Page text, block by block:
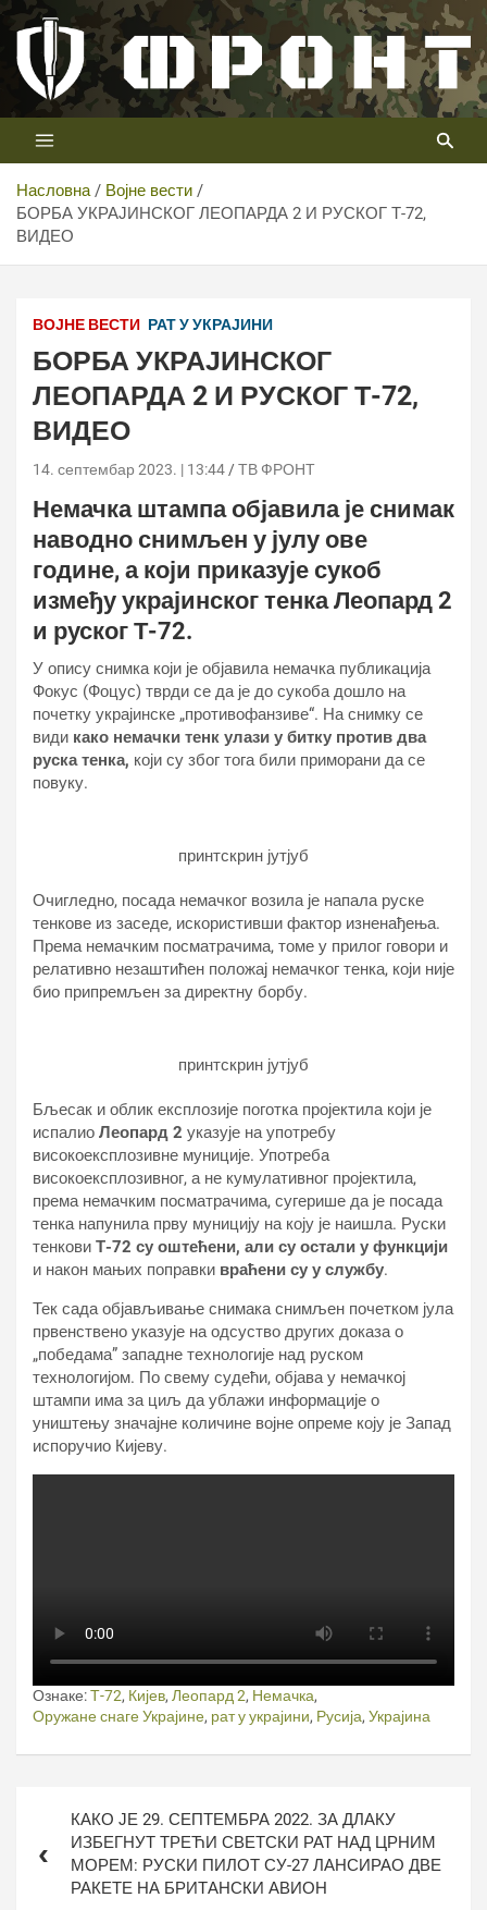
Скип
цонтент
Телевизија ФРОНТ
Први војни канал у Србији
Насловна
Војне вести
БОРБА УКРАЈИНСКОГ ЛЕОПАРДА 2 И РУСКОГ Т-72,
ВИДЕО
ВОЈНЕ ВЕСТИ РАТ У УКРАЈИНИ
БОРБА УКРАЈИНСКОГ
ЛЕОПАРДА 2 И РУСКОГ Т-72,
ВИДЕО
14. септембар 2023. | 13:44 ТВ ФРОНТ
Немачка штампа објавила је снимак
наводно снимљен у јулу ове
године, а који приказује сукоб
између украјинског тенка Леопард 2
и руског Т-72.
У опису снимка који је објавила немачка публикација
Фокус (Фоцус) тврди се да је до сукоба дошло на
почетку украјинске „противофанзиве“. На снимку се
види како немачки тенк улази у битку против два
руска тенка, који су због тога били приморани да се
повуку.
принтскрин јутјуб
Очигледно, посада немачког возила је напала руске
тенкове из заседе, искористивши фактор изненађења.
Према немачким посматрачима, томе у прилог говори и
релативно незаштићен положај немачког тенка, који није
био припремљен за директну борбу.
принтскрин јутјуб
Бљесак и облик експлозије поготка пројектила који је
испалио Леопард 2 указује на употребу
високоексплозивне муниције. Употреба
високоексплозивног, а не кумулативног пројектила,
према немачким посматрачима, сугерише да је посада
тенка напунила прву муницију на коју је наишла. Руски
тенкови Т-72 су оштећени, али су остали у функцији
и након мањих поправки враћени су у службу.
Тек сада објављивање снимака снимљен почетком јула
првенствено указује на одсуство других доказа о
„победама” западне технологије над руском
технологијом. По свему судећи, објава у немачкој
штампи има за циљ да ублажи информације о
уништењу значајне количине војне опреме коју је Запад
испоручио Кијеву.
Ознаке:Т-72, Кијев, Леопард 2, Немачка,
Оружане снаге Украјине, рат у украјини, Русија, Украјина
чланкаКАКО ЈЕ 29. СЕПТЕМБРА 2022. ЗА ДЛАКУ
ИЗБЕГНУТ ТРЕЋИ СВЕТСКИ РАТ НАД ЦРНИМ
МОРЕМ: РУСКИ ПИЛОТ СУ-27 ЛАНСИРАО ДВЕ
РАКЕТЕ НА БРИТАНСКИ АВИОН